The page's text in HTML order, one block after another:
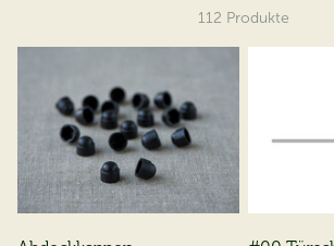
112 Produkte